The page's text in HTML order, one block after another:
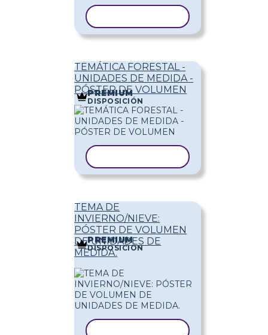
TEMÁTICA FORESTAL -
UNIDADES DE MEDIDA -
PÓSTER DE VOLUMEN
PREMIUM
DISPOSICIÓN
TEMA DE
INVIERNO/NIEVE:
PÓSTER DE VOLUMEN
DE UNIDADES DE
MEDIDA.
PREMIUM
DISPOSICIÓN